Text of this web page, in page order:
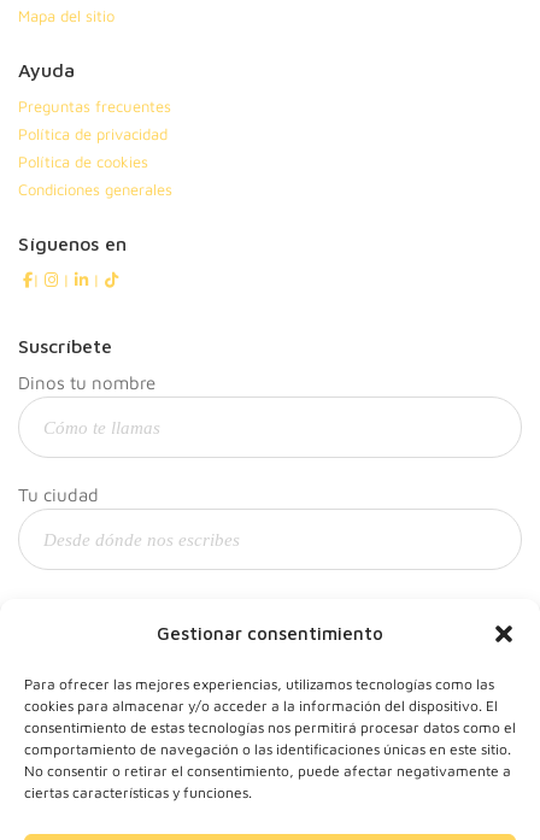
Gestionar consentimiento
Para ofrecer las mejores experiencias, utilizamos tecnologías como las
cookies para almacenar y/o acceder a la información del dispositivo. El
consentimiento de estas tecnologías nos permitirá procesar datos como el
comportamiento de navegación o las identificaciones únicas en este sitio.
No consentir o retirar el consentimiento, puede afectar negativamente a
ciertas características y funciones.
Mapa del sitio
Ayuda
Preguntas frecuentes
Política de privacidad
Política de cookies
Condiciones generales
Síguenos en
| | |
Suscríbete
Dinos tu nombre
Tu ciudad